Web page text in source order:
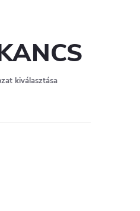
kiválasztása